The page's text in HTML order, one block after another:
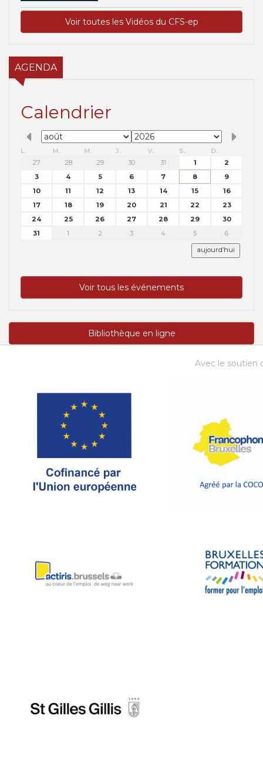
Voir toutes les Vidéos du CFS-ep
AGENDA
Calendrier
L. M. M. J. V. S.
D.
27
28 29 30 31 1
2
3
4 5 6 7 8
9
10
11 12 13 14 15
16
17
18 19 20 21 22
23
24
25 26 27 28 29
30
31
1 2 3 4 5 6
aujourd’hui
Voir tous les événements
Bibliothèque en ligne
Avec le soutien